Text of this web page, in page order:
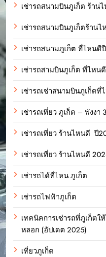
เช่ารถสนามบินภูเก็ต ร้าน
เช่ารถสนามบินภูเก็ตร้านไ
เช่ารถสนามภูเก็ต ที่ไหนดี
เช่ารถสามบินภูเก็ต ที่ไหนดี
เช่ารถเช่าสนามบินภูเก็ตที่
เช่ารถเที่ยว ภูเก็ต – พังงา
เช่ารถเที่ยว ร้านไหนดี ปี
เช่ารถเที่ยว ร้านไหนดี
เช่ารถได้ที่ไหน ภูเก็ต
เช่ารถไฟฟ้าภูเก็ต
เทคนิคการเช่ารถที่ภูเก็ต
หลอก (อัปเดต 2025)
เที่ยวภูเก็ต